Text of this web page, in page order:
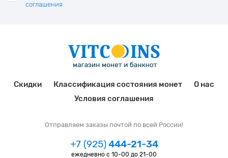
соглашения
Скидки Классификация состояния монет
О нас
Условия соглашения
Отправляем заказы почтой по всей России!
+7 (925)444-21-34
ежедневно с 10-00 до 21-00